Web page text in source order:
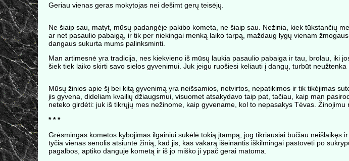
Geriau vienas geras mokytojas nei dešimt gerų teisėjų.
Ne šiaip sau, matyt, mūsų padangėje pakibo kometa, ne šiaip sau. Nežinia, kiek tūkstančių
ar net pasaulio pabaigą, ir tik per niekingai menką laiko tarpą, maždaug lygų vienam
dangaus sukurta mums palinksminti.
Man artimesnė yra tradicija, nes kiekvieno iš mūsų laukia pasaulio pabaiga ir tau, brolau, iki
šiek tiek laiko skirti savo sielos gyvenimui. Juk jeigu ruošiesi keliauti į dangų, turbūt
Mūsų žinios apie šį bei kitą gyvenimą yra neišsamios, netvirtos, nepatikimos ir tik tikėjimas
jis gyvena, dideliam kvailių džiaugsmui, visuomet atsakydavo taip pat, tačiau, kaip man
neteko girdėti: juk iš tikrųjų mes nežinome, kaip gyvename, kol to nepasakys Tėvas.
* * *
Grėsmingas kometos kybojimas ilgainiui sukėlė tokią įtampą, jog tikriausiai būčiau neišlaikęs
tyčia vienas senolis atsiuntė žinią, kad jis, kas vakarą išeinantis iškilmingai pastovėti po
pagalbos, aptiko danguje kometą ir iš jo miško ji ypač gerai matoma.